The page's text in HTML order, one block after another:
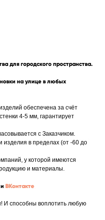
для городского пространства.
на улице в любых
обеспечена за счёт
4-5 мм, гарантирует
с Заказчиком.
изделия в пределах (от -60 до
у которой имеются
и материалы.
и ВКонтакте
И способны воплотить любую